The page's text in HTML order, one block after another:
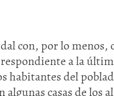
con, por lo menos,
a la
habitantes del
algunas casas de